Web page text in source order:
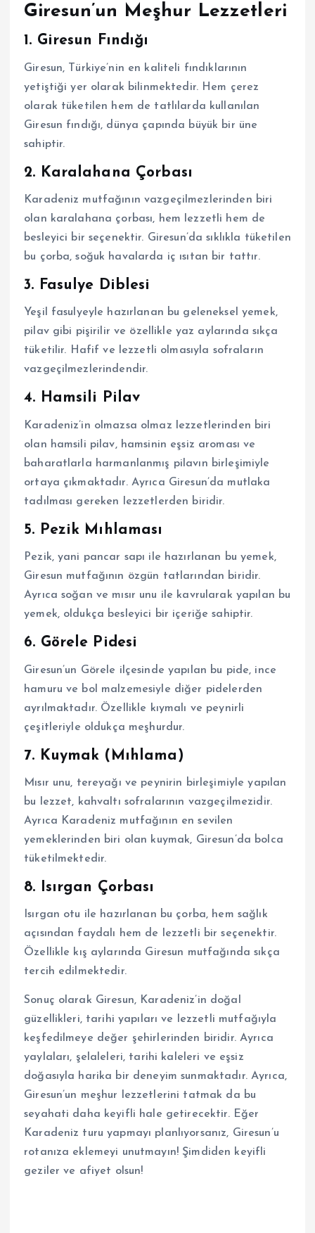
Giresun’un Meşhur Lezzetleri
1. Giresun Fındığı
Giresun, Türkiye’nin en kaliteli fındıklarının
yetiştiği yer olarak bilinmektedir. Hem çerez
olarak tüketilen hem de tatlılarda kullanılan
Giresun fındığı, dünya çapında büyük bir üne
sahiptir.
2. Karalahana Çorbası
Karadeniz mutfağının vazgeçilmezlerinden biri
olan karalahana çorbası, hem lezzetli hem de
besleyici bir seçenektir. Giresun’da sıklıkla tüketilen
bu çorba, soğuk havalarda iç ısıtan bir tattır.
3. Fasulye Diblesi
Yeşil fasulyeyle hazırlanan bu geleneksel yemek,
pilav gibi pişirilir ve özellikle yaz aylarında sıkça
tüketilir. Hafif ve lezzetli olmasıyla sofraların
vazgeçilmezlerindendir.
4. Hamsili Pilav
Karadeniz’in olmazsa olmaz lezzetlerinden biri
olan hamsili pilav, hamsinin eşsiz aroması ve
baharatlarla harmanlanmış pilavın birleşimiyle
ortaya çıkmaktadır. Ayrıca Giresun’da mutlaka
tadılması gereken lezzetlerden biridir.
5. Pezik Mıhlaması
Pezik, yani pancar sapı ile hazırlanan bu yemek,
Giresun mutfağının özgün tatlarından biridir.
Ayrıca soğan ve mısır unu ile kavrularak yapılan bu
yemek, oldukça besleyici bir içeriğe sahiptir.
6. Görele Pidesi
Giresun’un Görele ilçesinde yapılan bu pide, ince
hamuru ve bol malzemesiyle diğer pidelerden
ayrılmaktadır. Özellikle kıymalı ve peynirli
çeşitleriyle oldukça meşhurdur.
7. Kuymak (Mıhlama)
Mısır unu, tereyağı ve peynirin birleşimiyle yapılan
bu lezzet, kahvaltı sofralarının vazgeçilmezidir.
Ayrıca Karadeniz mutfağının en sevilen
yemeklerinden biri olan kuymak, Giresun’da bolca
tüketilmektedir.
8. Isırgan Çorbası
Isırgan otu ile hazırlanan bu çorba, hem sağlık
açısından faydalı hem de lezzetli bir seçenektir.
Özellikle kış aylarında Giresun mutfağında sıkça
tercih edilmektedir.
Sonuç olarak Giresun, Karadeniz’in doğal
güzellikleri, tarihi yapıları ve lezzetli mutfağıyla
keşfedilmeye değer şehirlerinden biridir. Ayrıca
yaylaları, şelaleleri, tarihi kaleleri ve eşsiz
doğasıyla harika bir deneyim sunmaktadır. Ayrıca,
Giresun’un meşhur lezzetlerini tatmak da bu
seyahati daha keyifli hale getirecektir. Eğer
Karadeniz turu yapmayı planlıyorsanız, Giresun’u
rotanıza eklemeyi unutmayın! Şimdiden keyifli
geziler ve afiyet olsun!